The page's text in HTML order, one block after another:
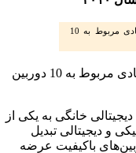
کارشناسان مرکز پی‌سی‌ورلد نخستین لیست پیشنهادی مربوط به 10
کارشناسان مرکز پی‌سی‌ورلد نخستین لیست پیشنهادی مربوط به 10 دوربین
خانگی به یکی از
و دیجیتالی تبدیل
باکیفیت عرضه